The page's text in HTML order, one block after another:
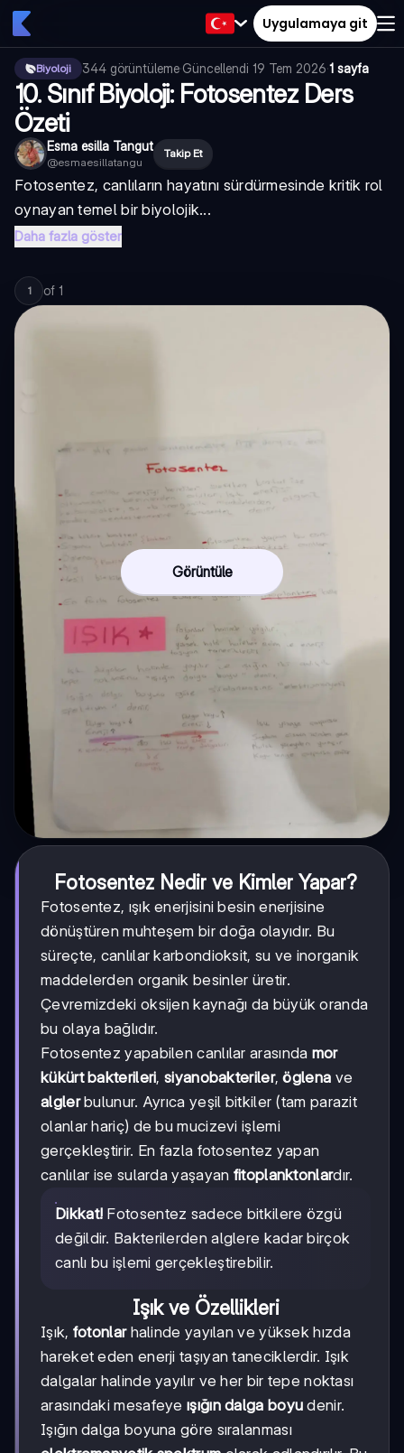
Uygulamaya git
Biyoloji 344 görüntüleme·Güncellendi 19 Tem 2026·1 sayfa
10. Sınıf Biyoloji: Fotosentez Ders
Özeti
Esma esilla Tangut
@esmaesillatangu
Takip Et
Fotosentez, canlıların hayatını sürdürmesinde kritik rol
oynayan temel bir biyolojik...
Daha fazla göster
1 of 1
Görüntüle
Fotosentez Nedir ve Kimler Yapar?
Fotosentez, ışık enerjisini besin enerjisine
dönüştüren muhteşem bir doğa olayıdır. Bu
süreçte, canlılar karbondioksit, su ve inorganik
maddelerden organik besinler üretir.
Çevremizdeki oksijen kaynağı da büyük oranda
bu olaya bağlıdır.
Fotosentez yapabilen canlılar arasında mor
kükürt bakterileri,siyanobakteriler,öglena ve
alglerbulunur. Ayrıca yeşil bitkiler (tam parazit
olanlar hariç) de bu mucizevi işlemi
gerçekleştirir. En fazla fotosentez yapan
canlılar ise sularda yaşayan fitoplanktonlardır.
Dikkat! Fotosentez sadece bitkilere özgü
değildir. Bakterilerden alglere kadar birçok
canlı bu işlemi gerçekleştirebilir.
Işık ve Özellikleri
Işık, fotonlarhalinde yayılan ve yüksek hızda
hareket eden enerji taşıyan taneciklerdir. Işık
dalgalar halinde yayılır ve her bir tepe noktası
arasındaki mesafeyeışığın dalga boyu denir.
Işığın dalga boyuna göre sıralanması